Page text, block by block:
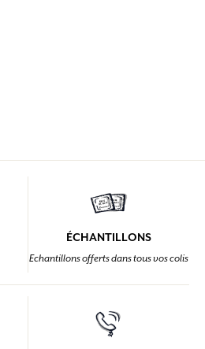
ÉCHANTILLONS
Echantillons offerts dans tous vos colis